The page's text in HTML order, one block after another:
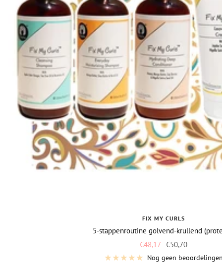
FIX MY CURLS
5-stappenroutine golvend-krullend
Vraagprijs
€48,17 Normale
prijs
€50,70
Nog geen beoordelingen